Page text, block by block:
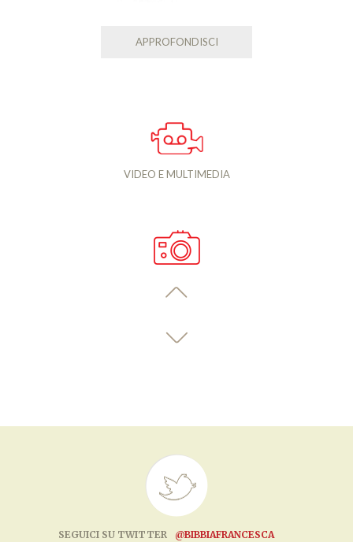
APPROFONDISCI
VIDEO E MULTIMEDIA
SEGUICI SU TWITTER
@BIBBIAFRANCESCA